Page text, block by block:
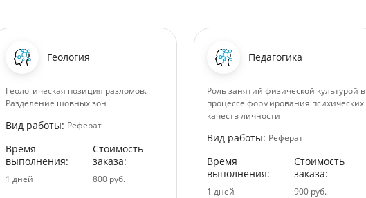
Геология
Геологическая позиция разломов.
Разделение шовных зон
Вид работы: Реферат
Время
выполнения:
1 дней
Стоимость
заказа:
800 руб.
Педагогика
Роль занятий физической культурой в
процессе формирования психических
качеств личности
Вид работы: Реферат
Время
выполнения:
1 дней
Стоимость
заказа:
900 руб.